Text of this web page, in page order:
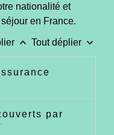
nationalité et
en France.
keyboard_arrow_up Tout déplier keyboard_arrow_down
par